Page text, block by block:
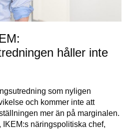
håller inte
som nyligen
och kommer inte att
mer än på marginalen.
näringspolitiska chef,